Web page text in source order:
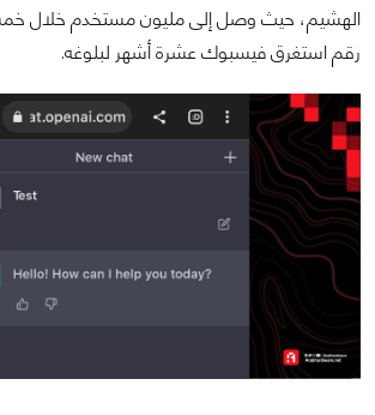
الهشيم، حيث وصل إلى مليون مستخدم خلال
رقم استغرق فيسبوك عشرة أشهر لبلوغه.